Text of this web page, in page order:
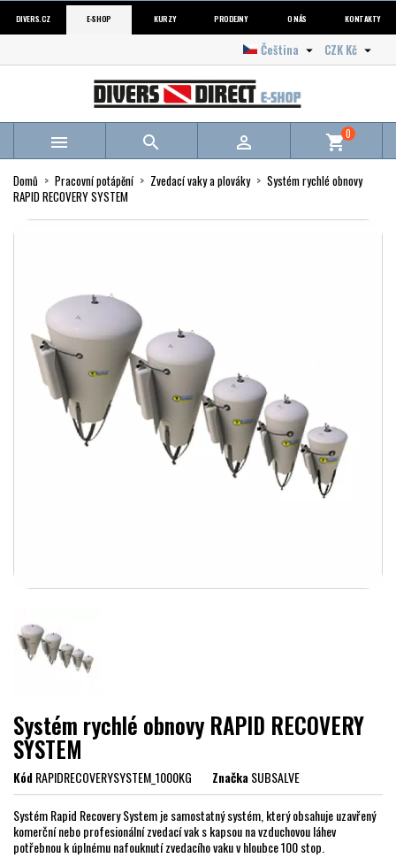
DIVERS.CZ E-SHOP KURZY PRODEJNY O NÁS KONTAKTY
CZK Kč 
Čeština 
   shopping_cart0
Domů Pracovní potápění Zvedací vaky a plováky
Systém rychlé obnovy
RAPID RECOVERY SYSTEM
Systém rychlé obnovy RAPID RECOVERY
SYSTEM
KódRAPIDRECOVERYSYSTEM_1000KG ZnačkaSUBSALVE
Systém Rapid Recovery System je samostatný systém, který obsahuje uzavřený
komerční nebo profesionální zvedací vak s kapsou na vzduchovou láhev
potřebnou k úplnému nafouknutí zvedacího vaku v hloubce 100 stop.